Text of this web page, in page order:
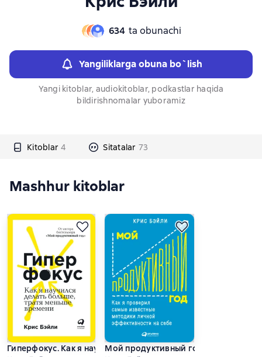
634 ta obunachi
Yangiliklarga obuna bo`lish
Yangi kitoblar, audiokitoblar, podkastlar haqida
bildirishnomalar yuboramiz
Kitoblar 4 Sitatalar 73
Mashhur kitoblar
Гиперфокус. Как я научился делать больше, тратя меньше
Мой продуктивный год: Как я